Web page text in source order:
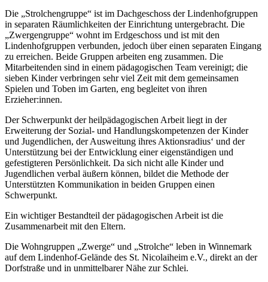
Die „Strolchengruppe“ ist im Dachgeschoss der Lindenhofgruppen
in separaten Räumlichkeiten der Einrichtung untergebracht. Die
„Zwergengruppe“ wohnt im Erdgeschoss und ist mit den
Lindenhofgruppen verbunden, jedoch über einen separaten Eingang
zu erreichen. Beide Gruppen arbeiten eng zusammen. Die
Mitarbeitenden sind in einem pädagogischen Team vereinigt; die
sieben Kinder verbringen sehr viel Zeit mit dem gemeinsamen
Spielen und Toben im Garten, eng begleitet von ihren
Erzieher:innen.
Der Schwerpunkt der heilpädagogischen Arbeit liegt in der
Erweiterung der Sozial- und Handlungskompetenzen der Kinder
und Jugendlichen, der Ausweitung ihres Aktionsradius‘ und der
Unterstützung bei der Entwicklung einer eigenständigen und
gefestigteren Persönlichkeit. Da sich nicht alle Kinder und
Jugendlichen verbal äußern können, bildet die Methode der
Unterstützten Kommunikation in beiden Gruppen einen
Schwerpunkt.
Ein wichtiger Bestandteil der pädagogischen Arbeit ist die
Zusammenarbeit mit den Eltern.
Die Wohngruppen „Zwerge“ und „Strolche“ leben in Winnemark
auf dem Lindenhof-Gelände des St. Nicolaiheim e.V., direkt an der
Dorfstraße und in unmittelbarer Nähe zur Schlei.